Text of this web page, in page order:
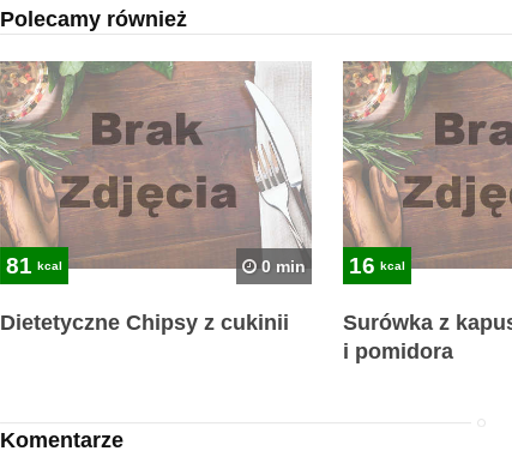
Polecamy również
81 kcal 0 min
Dietetyczne Chipsy z cukinii
16 kcal
Surówka z
i pomidora
Komentarze